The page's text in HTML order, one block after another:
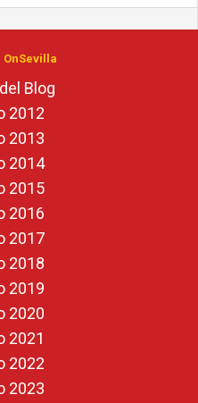
Blog
2012
2013
2014
2015
2016
2017
2018
2019
2020
2021
2022
2023